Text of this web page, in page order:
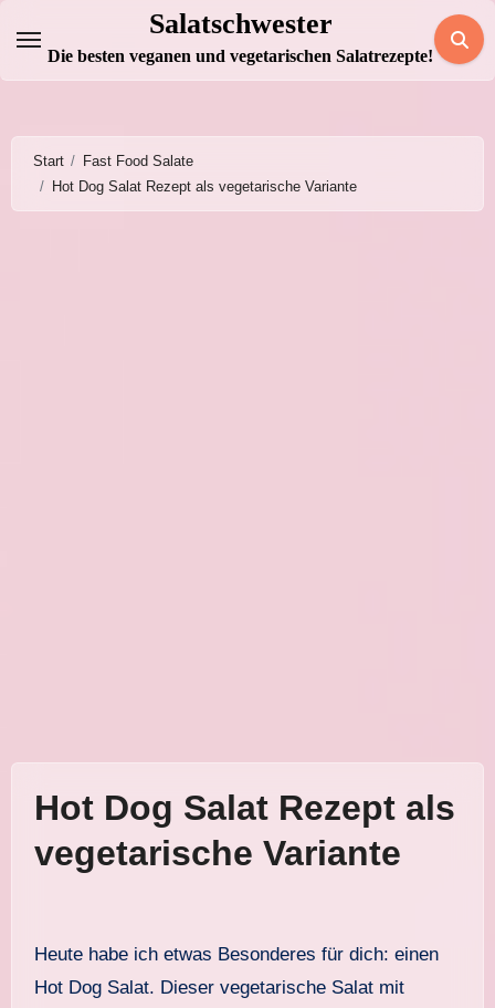
Inhalt
springen
Salatschwester
Die besten veganen und vegetarischen Salatrezepte!
Start
Fast Food Salate
Hot Dog Salat Rezept als vegetarische Variante
Hot Dog Salat Rezept als
vegetarische Variante
Heute habe ich etwas Besonderes für dich: einen
Hot Dog Salat. Dieser vegetarische Salat mit